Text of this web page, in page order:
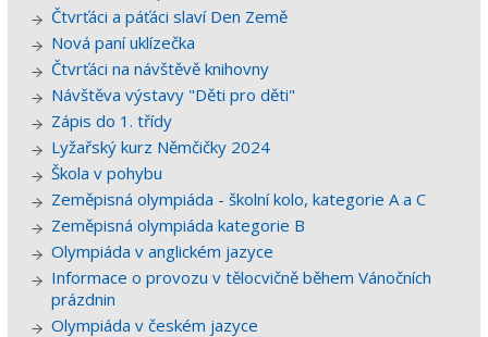
Čtvrťáci a páťáci slaví Den Země
Nová paní uklízečka
Čtvrťáci na návštěvě knihovny
Návštěva výstavy "Děti pro děti"
Zápis do 1. třídy
Lyžařský kurz Němčičky 2024
Škola v pohybu
Zeměpisná olympiáda - školní kolo, kategorie A a C
Zeměpisná olympiáda kategorie B
Olympiáda v anglickém jazyce
Informace o provozu v tělocvičně během Vánočních
prázdnin
Olympiáda v českém jazyce